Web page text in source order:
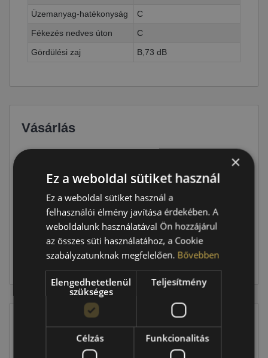
Üzemanyag-hatékonyság
C
Fékezés nedves úton
C
Gördülési zaj
B,73 dB
Vásárlás
116 590 Ft
466 360 Ft
EU-s abroncscímke
×
Ez a weboldal sütiket használ
Ez a weboldal sütiket használ a
felhasználói élmény javítása érdekében. A
weboldalunk használatával Ön hozzájárul
az összes süti használatához, a Cookie
szabályzatunknak megfelelően. Bővebben
Elengedhetetlenül
szükséges
Teljesítmény
Célzás Funkcionalitás